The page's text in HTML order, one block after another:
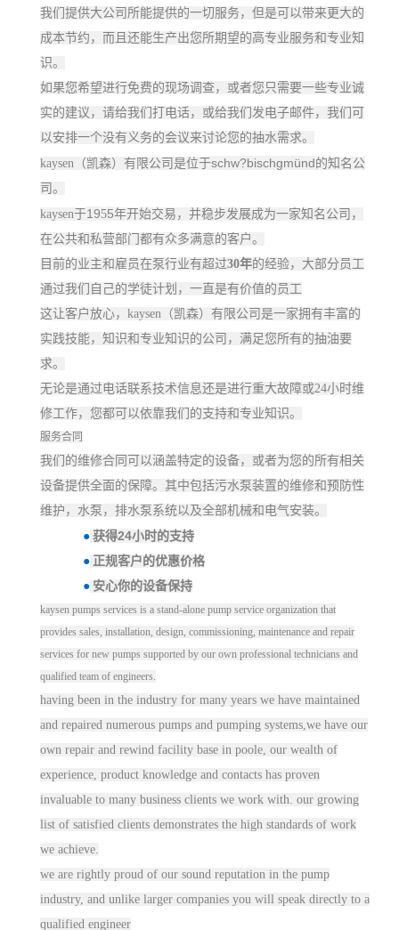
我们提供大公司所能提供的一切服务，但是可以带来更大的
成本节约，而且还能生产出您所期望的高专业服务和专业知
识。
如果您希望进行免费的现场调查，或者您只需要一些专业诚
实的建议，请给我们打电话，或给我们发电子邮件，我们可
以安排一个没有义务的会议来讨论您的抽水需求。
kaysen（凯森）有限公司是位于schw?bischgmünd的知名公
司。
kaysen于1955年开始交易，并稳步发展成为一家知名公司，
在公共和私营部门都有众多满意的客户。
目前的业主和雇员在泵行业有超过30年的经验，大部分员工
通过我们自己的学徒计划，一直是有价值的员工
这让客户放心，kaysen（凯森）有限公司是一家拥有丰富的
实践技能，知识和专业知识的公司，满足您所有的抽油要
求。
无论是通过电话联系技术信息还是进行重大故障或24小时维
修工作，您都可以依靠我们的支持和专业知识。
服务合同
我们的维修合同可以涵盖特定的设备，或者为您的所有相关
设备提供全面的保障。其中包括污水泵装置的维修和预防性
维护，水泵，排水泵系统以及全部机械和电气安装。
● 获得24小时的支持
● 正规客户的优惠价格
● 安心你的设备保持
kaysen pumps services is a stand-alone pump service organization that
provides sales, installation, design, commissioning, maintenance and repair
services for new pumps supported by our own professional technicians and
qualified team of engineers.
having been in the industry for many years we have maintained
and repaired numerous pumps and pumping systems,we have our
own repair and rewind facility base in poole, our wealth of
experience, product knowledge and contacts has proven
invaluable to many business clients we work with. our growing
list of satisfied clients demonstrates the high standards of work
we achieve.
we are rightly proud of our sound reputation in the pump
industry, and unlike larger companies you will speak directly to a
qualified engineer